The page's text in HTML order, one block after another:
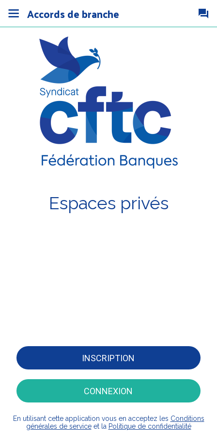
Accords de branche
Espaces privés
INSCRIPTION
CONNEXION
En utilisant cette application vous en acceptez les Conditions
générales de serviceet la Politique de confidentialité